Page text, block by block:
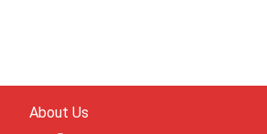
About Us